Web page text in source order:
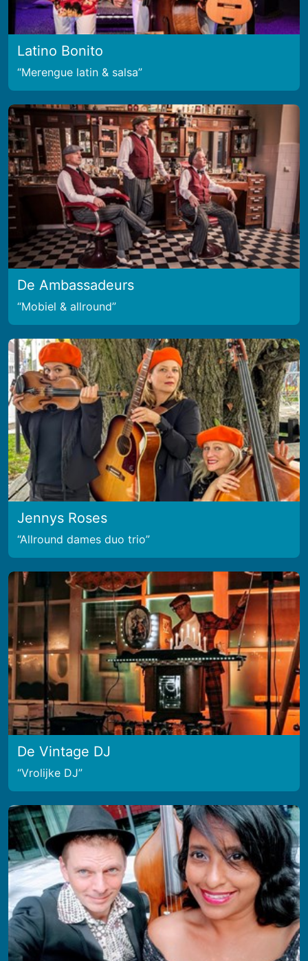
Latino Bonito
Merengue latin & salsa
De Ambassadeurs
Mobiel & allround
Jennys Roses
Allround dames duo trio
De Vintage DJ
Vrolijke DJ